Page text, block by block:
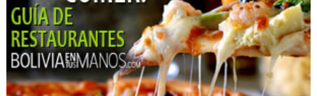
Cirugía de párpados
Estética Corporal
Glúteos
Lipoaspiración
Liposucción